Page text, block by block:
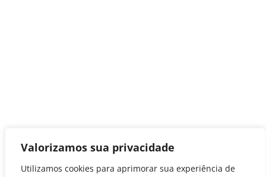
Valorizamos sua privacidade
Utilizamos cookies para aprimorar sua experiência de